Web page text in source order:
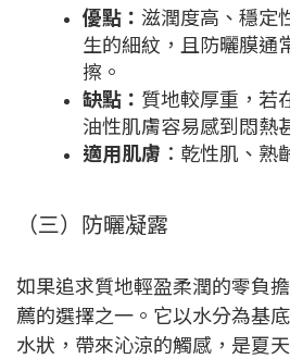
優點： 滋潤度高、穩定
生的細紋，且防曬膜通
擦。
缺點： 質地較厚重，若
油性肌膚容易感到悶熱
適用肌膚 ：乾性肌、熟
（三）防曬凝露
如果追求質地輕盈柔潤的零負
薦的選擇之一。它以水分為基
水狀，帶來沁涼的觸感，是夏